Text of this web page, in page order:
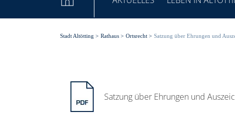
Stadt Altötting > Rathaus > Ortsrecht > Satzung über Ehrungen und
Satzung über Ehrungen und